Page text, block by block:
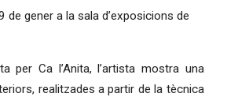
de gener a la sala d’exposicions de
per Ca l’Anita, l’artista mostra una
realitzades a partir de la tècnica